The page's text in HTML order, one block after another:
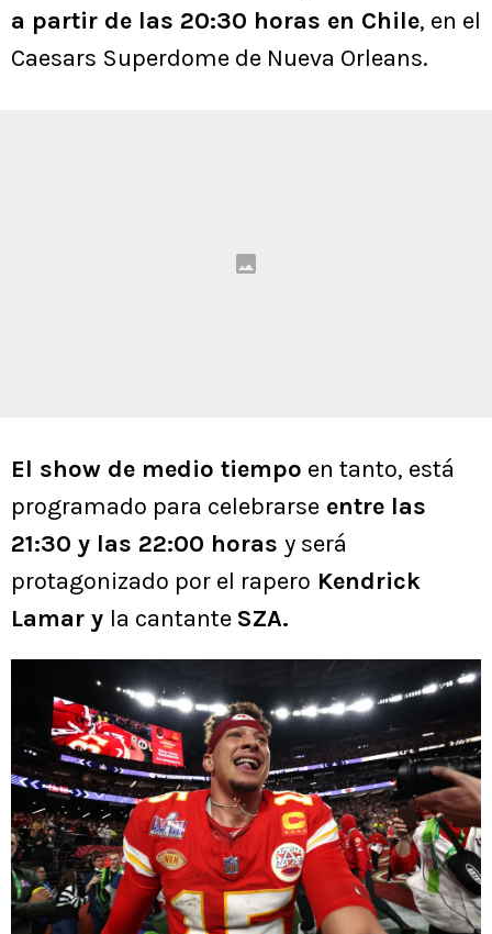
a partir de las 20:30 horas en Chile, en el
Caesars Superdome de Nueva Orleans.
El show de medio tiempo en tanto, está
programado para celebrarse entre las
21:30 y las 22:00 horas y será
protagonizado por el rapero Kendrick
Lamar y la cantante SZA.